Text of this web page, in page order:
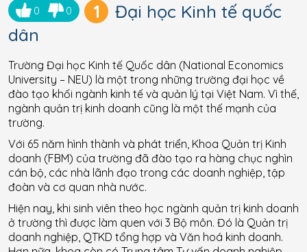
0 0 1
Đại học Kinh tế quốc
dân
Trường Đại học Kinh tế Quốc dân (National Economics
University – NEU) là một trong những trường đại học về
đào tạo khối ngành kinh tế và quản lý tại Việt Nam. Vì thế,
ngành quản trị kinh doanh cũng là một thế mạnh của
trường.
Với 65 năm hình thành và phát triển, Khoa Quản trị Kinh
doanh (FBM) của trường đã đào tạo ra hàng chục nghìn
cán bộ, các nhà lãnh đạo trong các doanh nghiệp, tập
đoàn và cơ quan nhà nước.
Hiện nay, khi sinh viên theo học ngành quản trị kinh doanh
ở trường thì được làm quen với 3 Bộ môn. Đó là Quản trị
doanh nghiệp, QTKD tổng hợp và Văn hoá kinh doanh.